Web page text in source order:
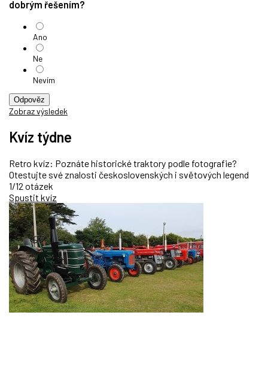
dobrým řešením?
Ano
Ne
Nevím
Odpověz
Zobraz výsledek
Kvíz týdne
Retro kvíz: Poznáte historické traktory podle fotografie?
Otestujte své znalosti československých i světových legend
1/12 otázek
Spustit kvíz